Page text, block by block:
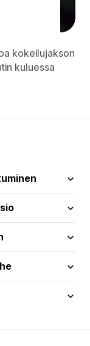
kokeilujakson
kuluessa